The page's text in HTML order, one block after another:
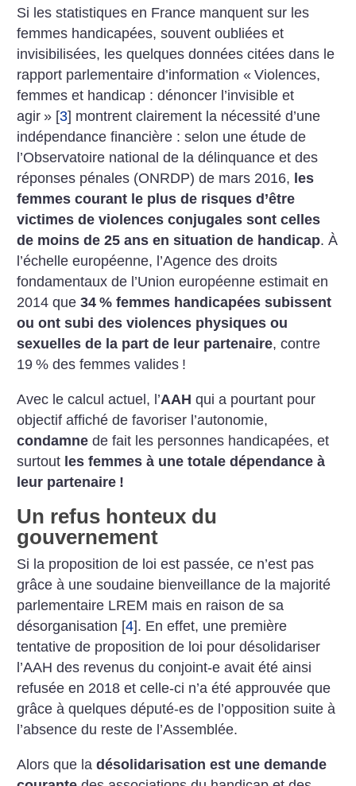
Si les statistiques en France manquent sur les
femmes handicapées, souvent oubliées et
invisibilisées, les quelques données citées dans le
rapport parlementaire d’information « Violences,
femmes et handicap : dénoncer l’invisible et
agir » [3] montrent clairement la nécessité d’une
indépendance financière : selon une étude de
l’Observatoire national de la délinquance et des
réponses pénales (ONRDP) de mars 2016, les
femmes courant le plus de risques d’être
victimes de violences conjugales sont celles
de moins de 25 ans en situation de handicap. À
l’échelle européenne, l’Agence des droits
fondamentaux de l’Union européenne estimait en
2014 que34 % femmes handicapées subissent
ou ont subi des violences physiques ou
sexuelles de la part de leur partenaire, contre
19 % des femmes valides !
Avec le calcul actuel, l’AAH qui a pourtant pour
objectif affiché de favoriser l’autonomie,
condamne de fait les personnes handicapées, et
surtout les femmes à une totale dépendance à
leur partenaire !
Un refus honteux du
gouvernement
Si la proposition de loi est passée, ce n’est pas
grâce à une soudaine bienveillance de la majorité
parlementaire LREM mais en raison de sa
désorganisation [4]. En effet, une première
tentative de proposition de loi pour désolidariser
l’AAH des revenus du conjoint-e avait été ainsi
refusée en 2018 et celle-ci n’a été approuvée que
grâce à quelques député-es de l’opposition suite à
l’absence du reste de l’Assemblée.
Alors que ladésolidarisation est une demande